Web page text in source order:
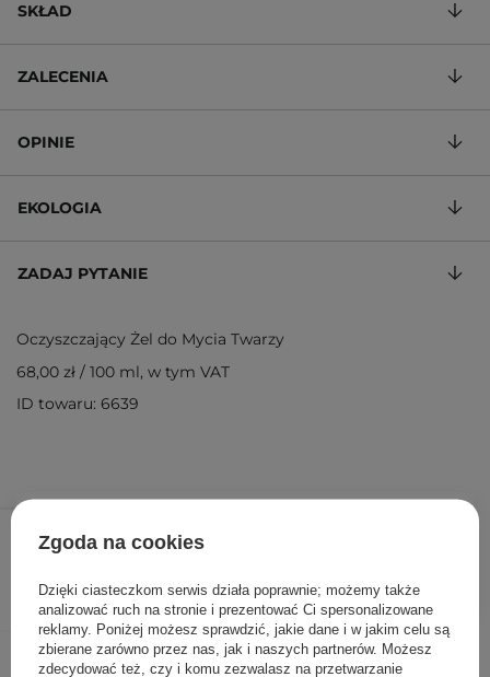
SKŁAD
ZALECENIA
OPINIE
EKOLOGIA
ZADAJ PYTANIE
Oczyszczający Żel do Mycia Twarzy
68,00 zł / 100 ml, w tym VAT
ID towaru: 6639
Inni klienci sprawdzali również
Zgoda na cookies
Dzięki ciasteczkom serwis działa poprawnie; możemy także
analizować ruch na stronie i prezentować Ci spersonalizowane
reklamy. Poniżej możesz sprawdzić, jakie dane i w jakim celu są
zbierane zarówno przez nas, jak i naszych partnerów. Możesz
zdecydować też, czy i komu zezwalasz na przetwarzanie